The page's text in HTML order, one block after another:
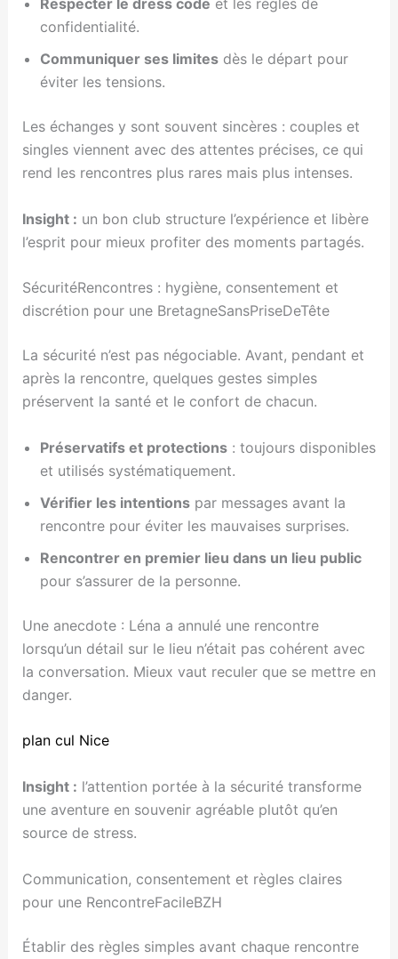
Respecter le dress code et les règles de
confidentialité.
Communiquer ses limitesdès le départ pour
éviter les tensions.
Les échanges y sont souvent sincères : couples et
singles viennent avec des attentes précises, ce qui
rend les rencontres plus rares mais plus intenses.
Insight : un bon club structure l’expérience et libère
l’esprit pour mieux profiter des moments partagés.
SécuritéRencontres : hygiène, consentement et
discrétion pour une BretagneSansPriseDeTête
La sécurité n’est pas négociable. Avant, pendant et
après la rencontre, quelques gestes simples
préservent la santé et le confort de chacun.
Préservatifs et protections: toujours disponibles
et utilisés systématiquement.
Vérifier les intentionspar messages avant la
rencontre pour éviter les mauvaises surprises.
Rencontrer en premier lieu dans un lieu public
pour s’assurer de la personne.
Une anecdote : Léna a annulé une rencontre
lorsqu’un détail sur le lieu n’était pas cohérent avec
la conversation. Mieux vaut reculer que se mettre en
danger.
plan cul Nice
Insight : l’attention portée à la sécurité transforme
une aventure en souvenir agréable plutôt qu’en
source de stress.
Communication, consentement et règles claires
pour une RencontreFacileBZH
Établir des règles simples avant chaque rencontre